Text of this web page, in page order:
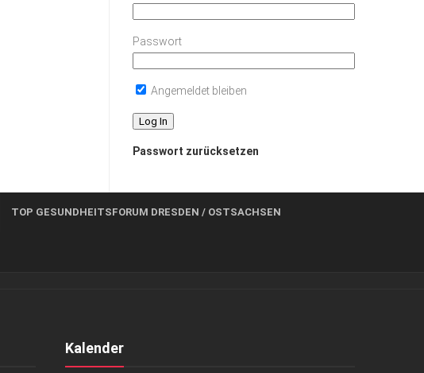
Passwort
Angemeldet bleiben
Passwort zurücksetzen
TOP GESUNDHEITSFORUM DRESDEN / OSTSACHSEN
Kalender